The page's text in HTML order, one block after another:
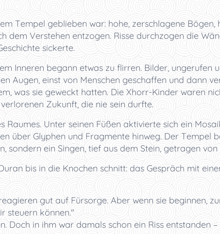
Tempel geblieben war: hohe, zerschlagene Bögen,
dem Verstehen entzogen. Risse durchzogen die
sickerte.
Inneren begann etwas zu flirren. Bilder, ungerufen
Augen, einst von Menschen geschaffen und dann
was sie geweckt hatten. Die Xhorr-Kinder waren
Zukunft, die nie sein durfte.
Raumes. Unter seinen Füßen aktivierte sich ein
über Glyphen und Fragmente hinweg. Der Tempel
sondern ein Singen, tief aus dem Stein, getragen von
bis in die Knochen schnitt: das Gespräch mit
gut auf Fürsorge. Aber wenn sie beginnen,
steuern können."
Doch in ihm war damals schon ein Riss entstanden –